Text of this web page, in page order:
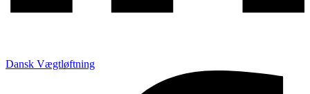
Dansk Vægtløftning